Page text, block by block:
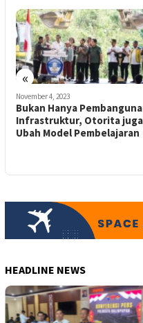
«
November 1, 2023
Peletakan Batu Pertama,
Jokowi Resmikan
Pembangunan Bandara VVIP
HEADLINE NEWS